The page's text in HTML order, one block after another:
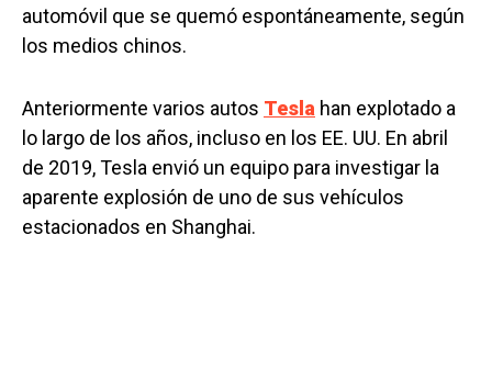
automóvil que se quemó espontáneamente, según
los medios chinos.
Anteriormente varios autos Tesla han explotado a
lo largo de los años, incluso en los EE. UU. En abril
de 2019, Tesla envió un equipo para investigar la
aparente explosión de uno de sus vehículos
estacionados en Shanghai.